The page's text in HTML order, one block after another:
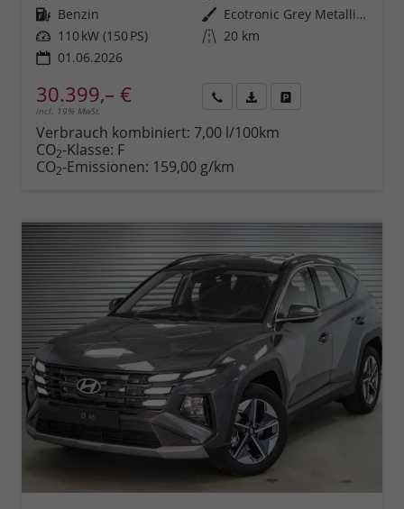
Kraftstoff Benzin Außenfarbe
Ecotronic Grey Metallic ()
Leistung 110 kW (150 PS) Kilometerstand 20 km
01.06.2026
30.399,– €
incl. 19% MwSt.
anfordern
Datei,
Verbrauch kombiniert: 7,00 l/100km
CO2-Klasse: F
CO2-Emissionen: 159,00 g/km